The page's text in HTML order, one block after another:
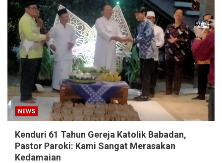
NEWS
Kenduri 61 Tahun Gereja Katolik Babadan,
Pastor Paroki: Kami Sangat Merasakan
Kedamaian